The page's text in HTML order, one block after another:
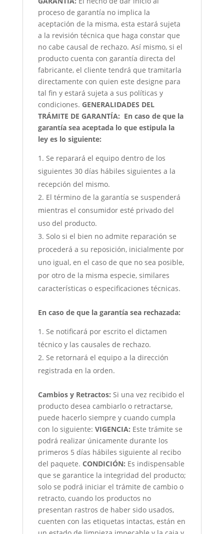
proceso de garantía no implica la
aceptación de la misma, esta estará sujeta
a la revisión técnica que haga constar que
no cabe causal de rechazo. Así mismo, si el
producto cuenta con garantía directa del
fabricante, el cliente tendrá que tramitarla
directamente con quien este designe para
tal fin y estará sujeta a sus políticas y
condiciones. GENERALIDADES DEL
TRÁMITE DE GARANTÍA: En caso de que la
garantía sea aceptada lo que estipula la
ley es lo siguiente:
Se reparará el equipo dentro de los
siguientes 30 días hábiles siguientes a la
recepción del mismo.
El término de la garantía se suspenderá
mientras el consumidor esté privado del
uso del producto.
Solo si el bien no admite reparación se
procederá a su reposición, inicialmente por
uno igual, en el caso de que no sea posible,
por otro de la misma especie, similares
características o especificaciones técnicas.
En caso de que la garantía sea rechazada:
Se notificará por escrito el dictamen
técnico y las causales de rechazo.
Se retornará el equipo a la dirección
registrada en la orden.
Cambios y Retractos: Si una vez recibido el
producto desea cambiarlo o retractarse,
puede hacerlo siempre y cuando cumpla
con lo siguiente: VIGENCIA: Este trámite se
podrá realizar únicamente durante los
primeros 5 días hábiles siguiente al recibo
del paquete. CONDICIÓN: Es indispensable
que se garantice la integridad del producto;
solo se podrá iniciar el trámite de cambio o
retracto, cuando los productos no
presentan rastros de haber sido usados,
cuenten con las etiquetas intactas, están en